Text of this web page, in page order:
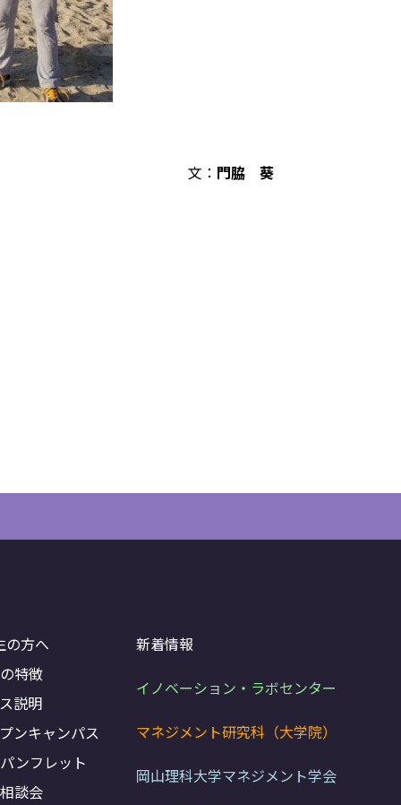
文： 門脇 葵
の方へ
特徴
説明
ンキャンパス
ンフレット
談会
新着情報
イノベーション・ラボセンター
マネジメント研究科（大学院）
岡山理科大学マネジメント学会